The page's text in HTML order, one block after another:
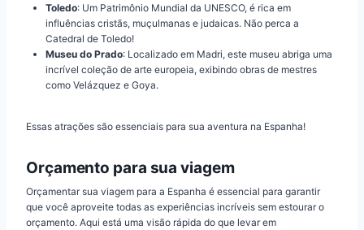
Toledo: Um Patrimônio Mundial da UNESCO, é rica em
influências cristãs, muçulmanas e judaicas. Não perca a
Catedral de Toledo!
Museu do Prado: Localizado em Madri, este museu abriga uma
incrível coleção de arte europeia, exibindo obras de mestres
como Velázquez e Goya.
Essas atrações são essenciais para sua aventura na Espanha!
Orçamento para sua viagem
Orçamentar sua viagem para a Espanha é essencial para garantir
que você aproveite todas as experiências incríveis sem estourar o
orçamento. Aqui está uma visão rápida do que levar em